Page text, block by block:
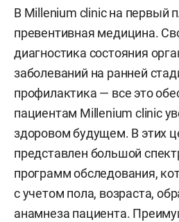
В Millenium clinic на первый
превентивная медицина.
диагностика состояния
заболеваний на ранней
профилактика — все это
пациентам Millenium clinic
здоровом будущем. В этих
представлен большой
программ обследования,
с учетом пола, возраста,
анамнеза пациента.